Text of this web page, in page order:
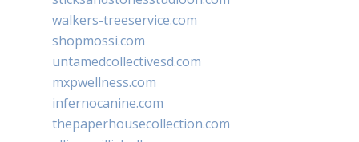
walkers-treeservice.com
shopmossi.com
untamedcollectivesd.com
mxpwellness.com
infernocanine.com
thepaperhousecollection.com